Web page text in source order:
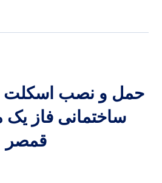
ساختمانی فاز
قمصر